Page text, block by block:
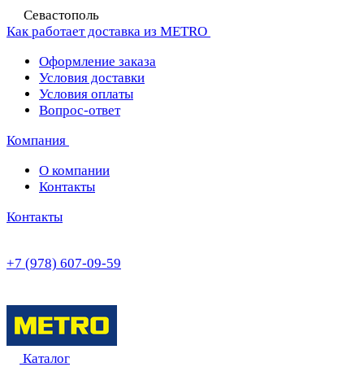
Севастополь
Как работает доставка из METRO
Оформление заказа
Условия доставки
Условия оплаты
Вопрос-ответ
Компания
О компании
Контакты
Контакты
+7 (978) 607-09-59
Каталог